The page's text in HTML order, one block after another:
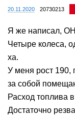
20.11.2020 20730213
Я же написал,
Четыре колеса,
ха.
У меня рост 190,
за собой
Расход топлива
Достаточно